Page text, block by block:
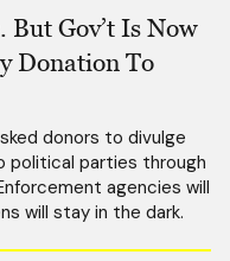
Gov’t Is Now
Donation To
donors to divulge
political parties through
agencies will
will stay in the dark.